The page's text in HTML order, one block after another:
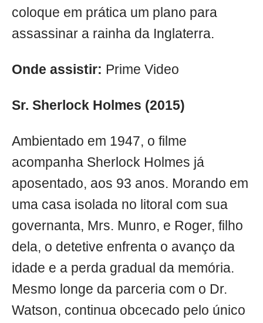
coloque em prática um plano para
assassinar a rainha da Inglaterra.
Onde assistir: Prime Video
Sr. Sherlock Holmes (2015)
Ambientado em 1947, o filme
acompanha Sherlock Holmes já
aposentado, aos 93 anos. Morando em
uma casa isolada no litoral com sua
governanta, Mrs. Munro, e Roger, filho
dela, o detetive enfrenta o avanço da
idade e a perda gradual da memória.
Mesmo longe da parceria com o Dr.
Watson, continua obcecado pelo único